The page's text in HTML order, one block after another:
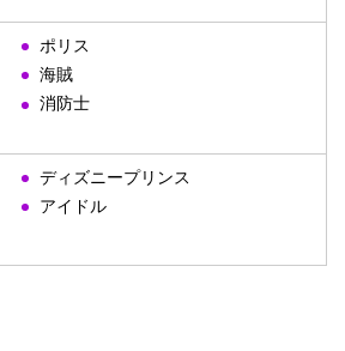
ポリス
海賊
消防士
ディズニープリンス
アイドル